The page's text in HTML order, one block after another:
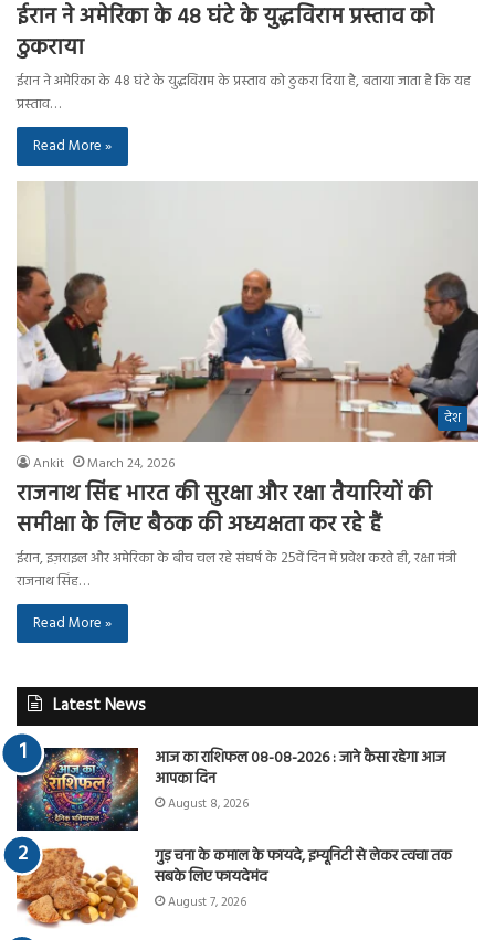
ईरान ने अमेरिका के 48 घंटे के युद्धविराम प्रस्ताव को
ठुकराया
ईरान ने अमेरिका के 48 घंटे के युद्धविराम के प्रस्ताव को ठुकरा दिया है, बताया जाता है कि यह
प्रस्ताव…
Read More »
देश
Ankit March 24, 2026
राजनाथ सिंह भारत की सुरक्षा और रक्षा तैयारियों की
समीक्षा के लिए बैठक की अध्यक्षता कर रहे हैं
ईरान, इज़राइल और अमेरिका के बीच चल रहे संघर्ष के 25वें दिन में प्रवेश करते ही, रक्षा मंत्री
राजनाथ सिंह…
Read More »
Latest News
आज का राशिफल 08-08-2026 : जाने कैसा रहेगा आज
आपका दिन
August 8, 2026
गुड़ चना के कमाल के फायदे, इम्यूनिटी से लेकर त्वचा तक
सबके लिए फायदेमंद
August 7, 2026